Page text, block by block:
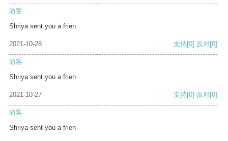
游客
Shriya sent you a frien
2021-10-28 支持[0] 反对[0]
游客
Shriya sent you a frien
2021-10-27 支持[0] 反对[0]
游客
Shriya sent you a frien